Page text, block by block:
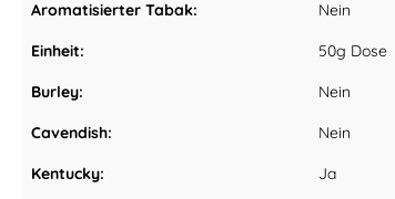
Aromatisierter Tabak: Nein
Einheit: 50g Dose
Burley: Nein
Cavendish: Nein
Kentucky: Ja